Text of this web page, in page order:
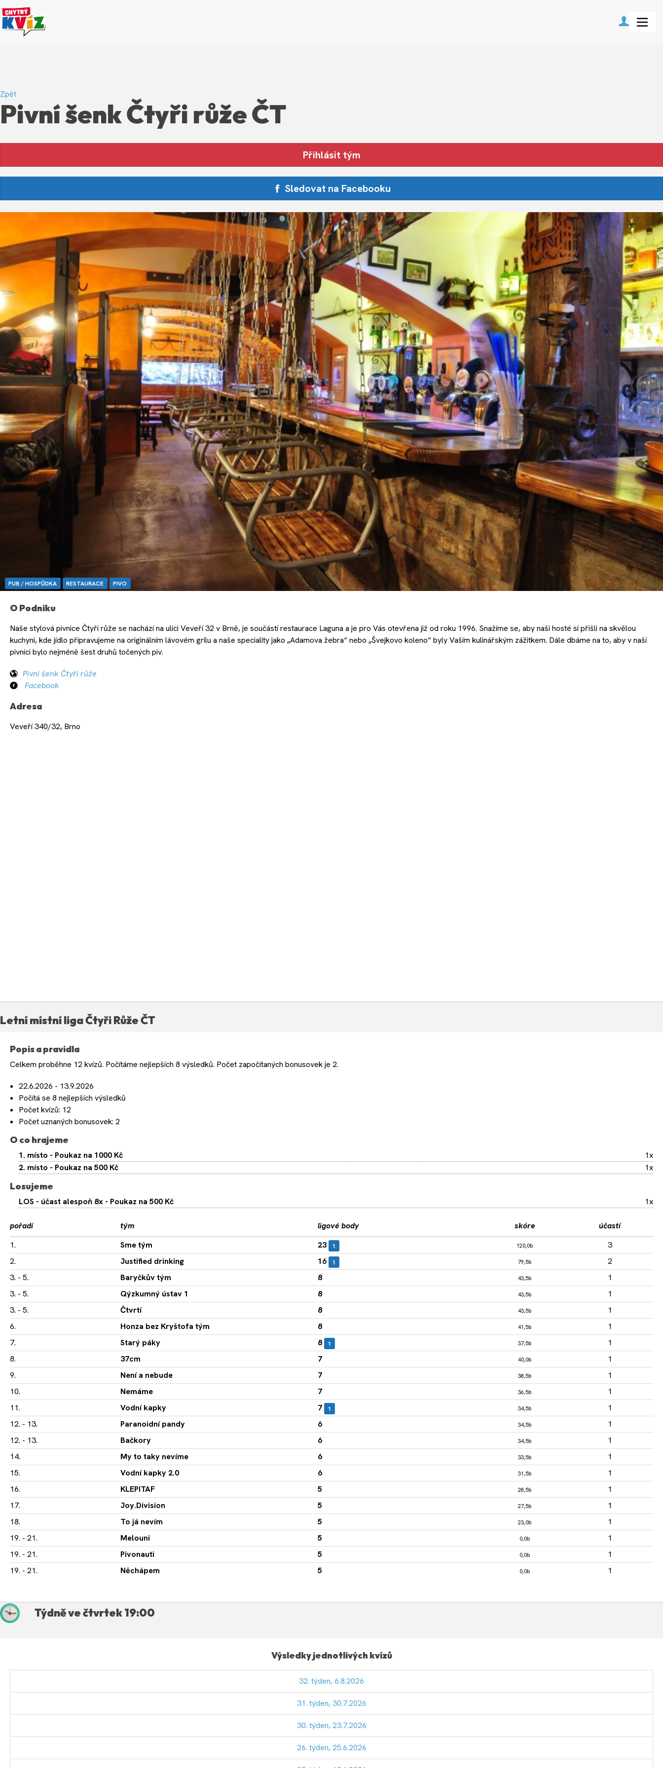
Zpět
Pivní šenk Čtyři růže ČT
Přihlásit tým
Sledovat na Facebooku
PUB / HOSPŮDKA RESTAURACE PIVO
O Podniku
Naše stylová pivnice Čtyři růže se nachází na ulici Veveří 32 v Brně, je součástí restaurace Laguna a je pro Vás otevřena již od roku 1996. Snažíme se, aby naši hosté si přišli na skvělou
kuchyni, kde jídlo připravujeme na originálním lávovém grilu a naše speciality jako „Adamova žebra“ nebo „Švejkovo koleno“ byly Vaším kulinářským zážitkem. Dále dbáme na to, aby v naší
pivnici bylo nejméně šest druhů točených piv.
Pivní šenk Čtyři růže
Facebook
Adresa
Veveří 340/32, Brno
Letní místní liga Čtyři Růže ČT
Popis a pravidla
Celkem proběhne 12 kvízů. Počítáme nejlepších 8 výsledků. Počet započítaných bonusovek je 2.
22.6.2026 - 13.9.2026
Počítá se 8 nejlepších výsledků
Počet kvízů: 12
Počet uznaných bonusovek: 2
O co hrajeme
1. místo - Poukaz na 1000 Kč
1x
2. místo - Poukaz na 500 Kč
1x
Losujeme
LOS - účast alespoň 8x - Poukaz na 500 Kč 1x
pořadí tým ligové body skóre
účastí
1.
Sme tým 23 1 120,0b
3
2.
Justified drinking 16 1 79,5b
2
3. - 5.
Baryčkův tým 8 43,5b
1
3. - 5.
Qýzkumný ústav 1 8 43,5b
1
3. - 5.
Čtvrtí 8 43,5b
1
6.
Honza bez Kryštofa tým 8 41,5b
1
7.
Starý páky 8 1 37,5b
1
8.
37cm 7 40,0b
1
9.
Není a nebude 7 38,5b
1
10.
Nemáme 7 36,5b
1
11.
Vodní kapky 7 1 34,5b
1
12. - 13.
Paranoidní pandy 6 34,5b
1
12. - 13.
Bačkory 6 34,5b
1
14.
My to taky nevíme 6 33,5b
1
15.
Vodní kapky 2.0 6 31,5b
1
16.
KLEPITAF 5 28,5b
1
17.
Joy.Division 5 27,5b
1
18.
To já nevím 5 23,0b
1
19. - 21.
Melouni 5 0,0b
1
19. - 21.
Pivonauti 5 0,0b
1
19. - 21.
Něchápem 5 0,0b 1
Týdně ve čtvrtek 19:00
Výsledky jednotlivých kvízů
32. týden, 6.8.2026
31. týden, 30.7.2026
30. týden, 23.7.2026
26. týden, 25.6.2026